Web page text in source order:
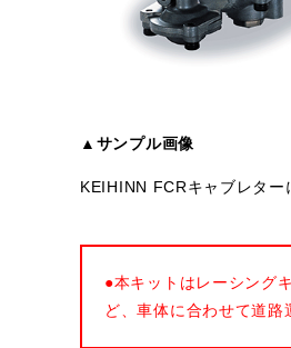
▲サンプル画像
KEIHINN FCRキャブレター
●本キットはレーシング
ど、車体に合わせて道路